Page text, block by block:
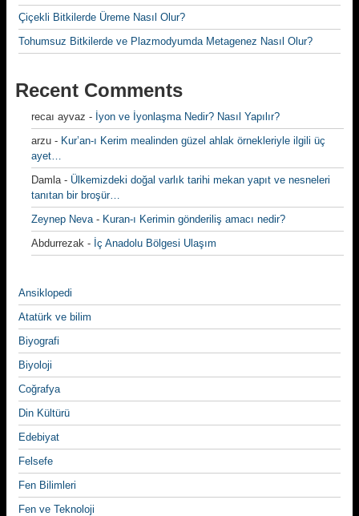
Çiçekli Bitkilerde Üreme Nasıl Olur?
Tohumsuz Bitkilerde ve Plazmodyumda Metagenez Nasıl Olur?
Recent Comments
recaı ayvaz - İyon ve İyonlaşma Nedir? Nasıl Yapılır?
arzu - Kur’an-ı Kerim mealinden güzel ahlak örnekleriyle ilgili üç
ayet…
Damla- Ülkemizdeki doğal varlık tarihi mekan yapıt ve nesneleri
tanıtan bir broşür…
Zeynep Neva- Kuran-ı Kerimin gönderiliş amacı nedir?
Abdurrezak - İç Anadolu Bölgesi Ulaşım
Ansiklopedi
Atatürk ve bilim
Biyografi
Biyoloji
Coğrafya
Din Kültürü
Edebiyat
Felsefe
Fen Bilimleri
Fen ve Teknoloji